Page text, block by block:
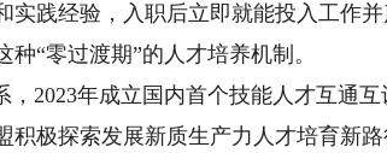
实践经验，入职后立即就能投入工作
“零过渡期”的人才培养机制。
2023年成立国内首个技能人才互通
极探索发展新质生产力人才培育新